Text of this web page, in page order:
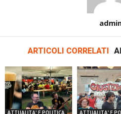
ARTICOLI CORRELATI